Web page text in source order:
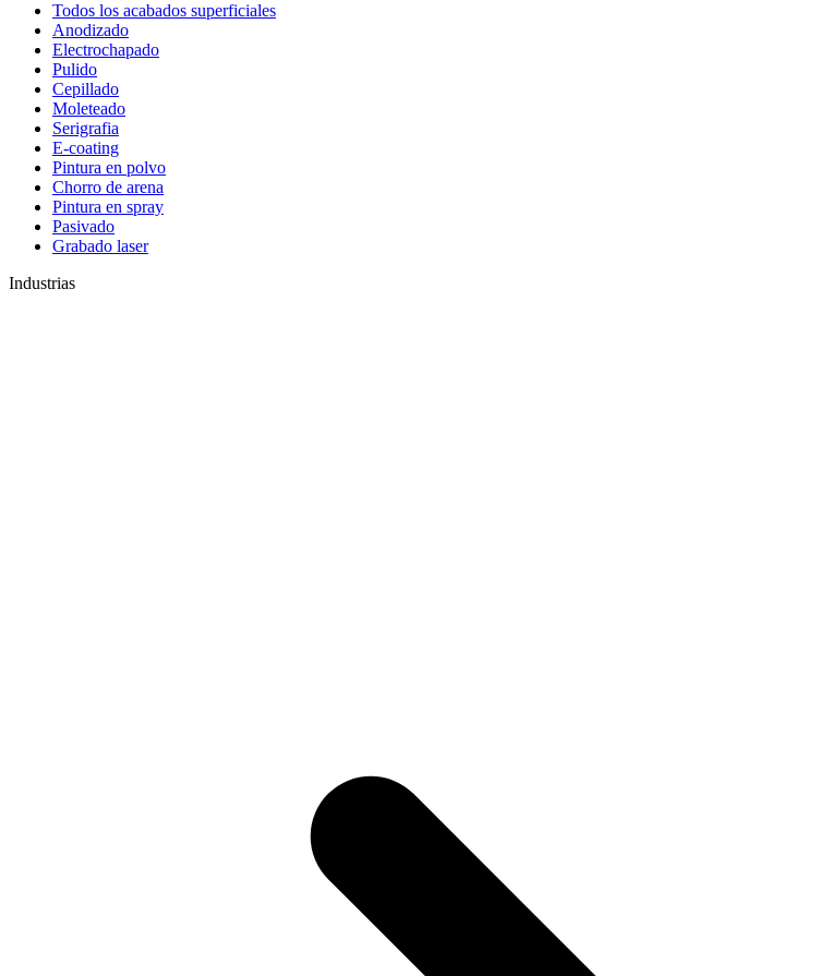
Todos los acabados superficiales
Anodizado
Electrochapado
Pulido
Cepillado
Moleteado
Serigrafia
E-coating
Pintura en polvo
Chorro de arena
Pintura en spray
Pasivado
Grabado laser
Industrias